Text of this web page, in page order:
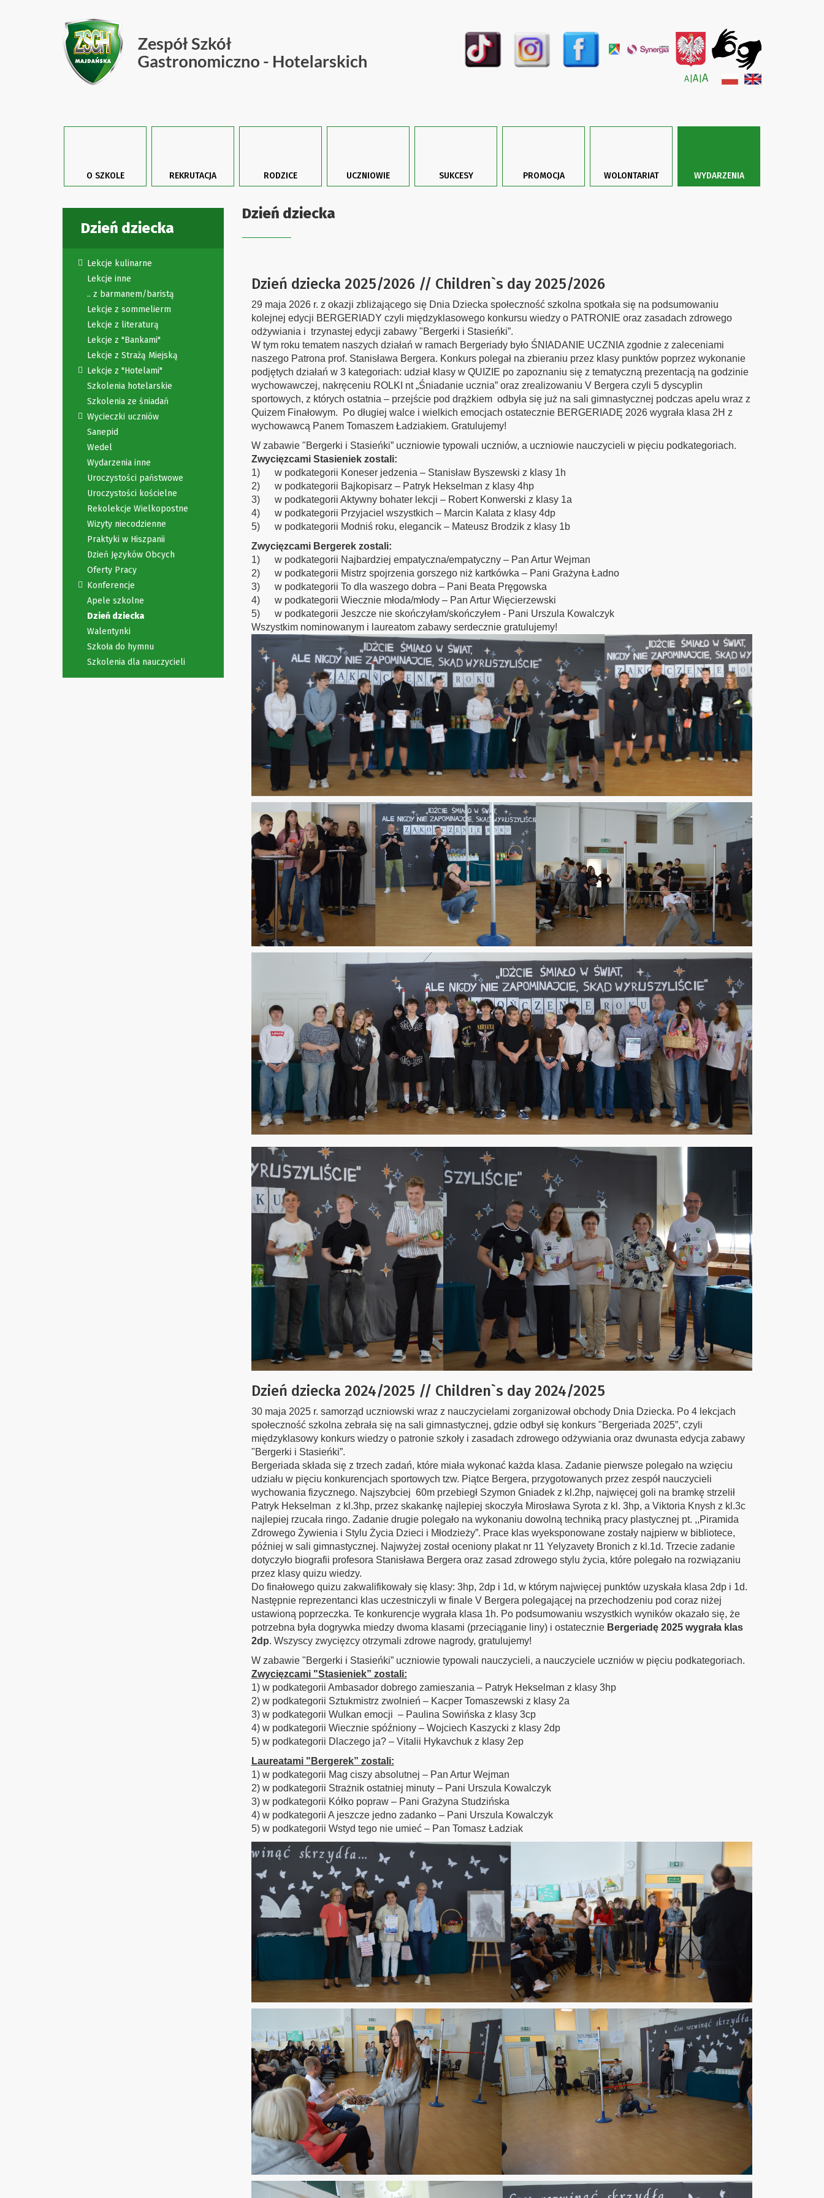
A A A
O SZKOLE REKRUTACJA RODZICE UCZNIOWIE SUKCESY PROMOCJA WOLONTARIAT WYDARZENIA
Dzień dziecka
Lekcje kulinarne
Lekcje inne
.. z barmanem/baristą
Lekcje z sommelierm
Lekcje z literaturą
Lekcje z "Bankami"
Lekcje z Strażą Miejską
Lekcje z "Hotelami"
Szkolenia hotelarskie
Szkolenia ze śniadań
Wycieczki uczniów
Sanepid
Wedel
Wydarzenia inne
Uroczystości państwowe
Uroczystości kościelne
Rekolekcje Wielkopostne
Wizyty niecodzienne
Praktyki w Hiszpanii
Dzień Języków Obcych
Oferty Pracy
Konferencje
Apele szkolne
Dzień dziecka
Walentynki
Szkoła do hymnu
Szkolenia dla nauczycieli
Dzień dziecka
Dzień dziecka 2025/2026 // Children`s day 2025/2026
29 maja 2026 r. z okazji zbliżającego się Dnia Dziecka społeczność szkolna spotkała się na podsumowaniu
kolejnej edycji BERGERIADY czyli międzyklasowego konkursu wiedzy o PATRONIE oraz zasadach zdrowego
odżywiania i trzynastej edycji zabawy "Bergerki i Stasieńki”.
W tym roku tematem naszych działań w ramach Bergeriady było ŚNIADANIE UCZNIA zgodnie z zaleceniami
naszego Patrona prof. Stanisława Bergera. Konkurs polegał na zbieraniu przez klasy punktów poprzez wykonanie
podjętych działań w 3 kategoriach: udział klasy w QUIZIE po zapoznaniu się z tematyczną prezentacją na godzinie
wychowawczej, nakręceniu ROLKI nt „Śniadanie ucznia” oraz zrealizowaniu V Bergera czyli 5 dyscyplin
sportowych, z których ostatnia – przejście pod drążkiem odbyła się już na sali gimnastycznej podczas apelu wraz z
Quizem Finałowym. Po długiej walce i wielkich emocjach ostatecznie BERGERIADĘ 2026 wygrała klasa 2H z
wychowawcą Panem Tomaszem Ładziakiem. Gratulujemy!
W zabawie "Bergerki i Stasieńki” uczniowie typowali uczniów, a uczniowie nauczycieli w pięciu podkategoriach.
Zwycięzcami Stasieniek zostali:
1) w podkategorii Koneser jedzenia – Stanisław Byszewski z klasy 1h
2) w podkategorii Bajkopisarz – Patryk Hekselman z klasy 4hp
3) w podkategorii Aktywny bohater lekcji – Robert Konwerski z klasy 1a
4) w podkategorii Przyjaciel wszystkich – Marcin Kalata z klasy 4dp
5) w podkategorii Modniś roku, elegancik – Mateusz Brodzik z klasy 1b
Zwycięzcami Bergerek zostali:
1) w podkategorii Najbardziej empatyczna/empatyczny – Pan Artur Wejman
2) w podkategorii Mistrz spojrzenia gorszego niż kartkówka – Pani Grażyna Ładno
3) w podkategorii To dla waszego dobra – Pani Beata Pręgowska
4) w podkategorii Wiecznie młoda/młody – Pan Artur Więcierzewski
5) w podkategorii Jeszcze nie skończyłam/skończyłem - Pani Urszula Kowalczyk
Wszystkim nominowanym i laureatom zabawy serdecznie gratulujemy!
Dzień dziecka 2024/2025 // Children`s day 2024/2025
30 maja 2025 r. samorząd uczniowski wraz z nauczycielami zorganizował obchody Dnia Dziecka. Po 4 lekcjach
społeczność szkolna zebrała się na sali gimnastycznej, gdzie odbył się konkurs "Bergeriada 2025”, czyli
międzyklasowy konkurs wiedzy o patronie szkoły i zasadach zdrowego odżywiania oraz dwunasta edycja zabawy
"Bergerki i Stasieńki”.
Bergeriada składa się z trzech zadań, które miała wykonać każda klasa. Zadanie pierwsze polegało na wzięciu
udziału w pięciu konkurencjach sportowych tzw. Piątce Bergera, przygotowanych przez zespół nauczycieli
wychowania fizycznego. Najszybciej 60m przebiegł Szymon Gniadek z kl.2hp, najwięcej goli na bramkę strzelił
Patryk Hekselman z kl.3hp, przez skakankę najlepiej skoczyła Mirosława Syrota z kl. 3hp, a Viktoria Knysh z kl.3c
najlepiej rzucała ringo. Zadanie drugie polegało na wykonaniu dowolną techniką pracy plastycznej pt. ,,Piramida
Zdrowego Żywienia i Stylu Życia Dzieci i Młodzieży”. Prace klas wyeksponowane zostały najpierw w bibliotece,
później w sali gimnastycznej. Najwyżej został oceniony plakat nr 11 Yelyzavety Bronich z kl.1d. Trzecie zadanie
dotyczyło biografii profesora Stanisława Bergera oraz zasad zdrowego stylu życia, które polegało na rozwiązaniu
przez klasy quizu wiedzy.
Do finałowego quizu zakwalifikowały się klasy: 3hp, 2dp i 1d, w którym najwięcej punktów uzyskała klasa 2dp i 1d.
Następnie reprezentanci klas uczestniczyli w finale V Bergera polegającej na przechodzeniu pod coraz niżej
ustawioną poprzeczka. Te konkurencje wygrała klasa 1h. Po podsumowaniu wszystkich wyników okazało się, że
potrzebna była dogrywka miedzy dwoma klasami (przeciąganie liny) i ostatecznie Bergeriadę 2025 wygrała klas
2dp. Wszyscy zwycięzcy otrzymali zdrowe nagrody, gratulujemy!
W zabawie "Bergerki i Stasieńki” uczniowie typowali nauczycieli, a nauczyciele uczniów w pięciu podkategoriach.
Zwycięzcami "Stasieniek” zostali:
1) w podkategorii Ambasador dobrego zamieszania – Patryk Hekselman z klasy 3hp
2) w podkategorii Sztukmistrz zwolnień – Kacper Tomaszewski z klasy 2a
3) w podkategorii Wulkan emocji – Paulina Sowińska z klasy 3cp
4) w podkategorii Wiecznie spóźniony – Wojciech Kaszycki z klasy 2dp
5) w podkategorii Dlaczego ja? – Vitalii Hykavchuk z klasy 2ep
Laureatami "Bergerek” zostali:
1) w podkategorii Mag ciszy absolutnej – Pan Artur Wejman
2) w podkategorii Strażnik ostatniej minuty – Pani Urszula Kowalczyk
3) w podkategorii Kółko popraw – Pani Grażyna Studzińska
4) w podkategorii A jeszcze jedno zadanko – Pani Urszula Kowalczyk
5) w podkategorii Wstyd tego nie umieć – Pan Tomasz Ładziak